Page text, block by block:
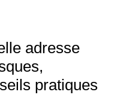
adresse
pratiques